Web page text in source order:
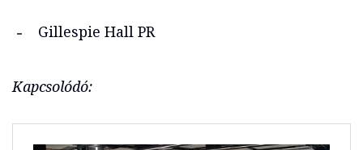
Gillespie Hall PR
Kapcsolódó: